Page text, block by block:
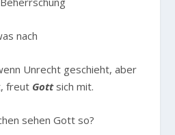
nach
Unrecht geschieht, aber
freut Gottsich mit.
sehen Gott so?